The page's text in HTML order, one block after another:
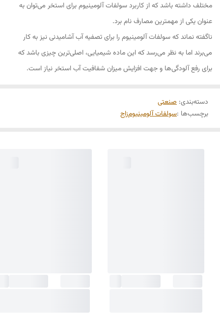
مختلف داشته باشد که از کاربرد سولفات آلومینیوم برای استخر می‌توان به
عنوان یکی از مهمترین مصارف نام برد.
ناگفته نماند که سولفات آلومینیوم را برای تصفیه آب آشامیدنی نیز به کار
می‌برند اما به نظر می‌رسد که این ماده شیمیایی، اصلی‌ترین چیزی باشد که
برای رفع آلودگی‌ها و جهت افزایش میزان شفافیت آب استخر نیاز است.
دسته‌بندی: صنعتی
برچسب‌ها :سولفات آلومینیومزاج